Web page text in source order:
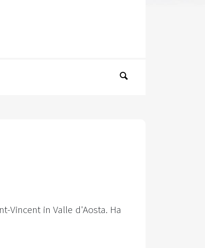
Vincent in Valle d'Aosta. Ha